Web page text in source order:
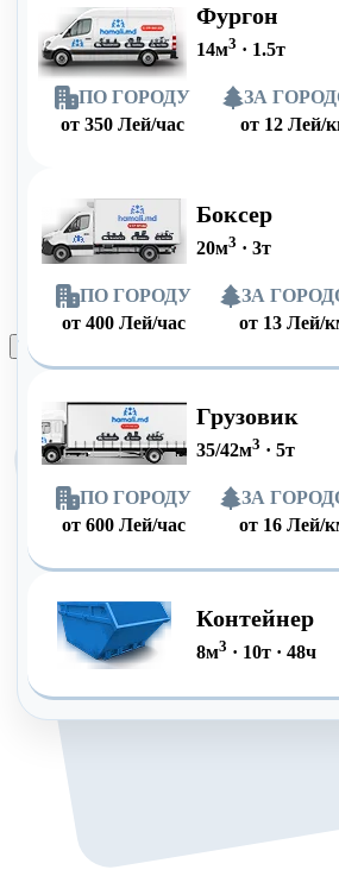
Фургон
14м3 · 1.5т
ПО ГОРОДУ
от 350 Лей/час
ЗА
от 12 Лей/
Боксер
20м3 · 3т
ПО ГОРОДУ
от 400 Лей/час
ЗА
от 13 Лей/
Грузовик
35/42м3 · 5т
ПО ГОРОДУ
от 600 Лей/час
ЗА
от 16 Лей/
Контейнер
8м3 · 10т· 48ч
Оформить заказ